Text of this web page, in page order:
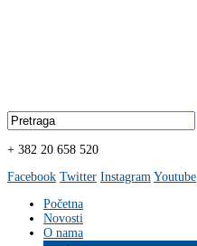
+ 382 20 658 520
Facebook Twitter Instagram Youtube
Početna
Novosti
O nama